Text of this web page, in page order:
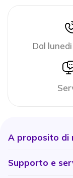
Dal
A proposito di
Supporto e